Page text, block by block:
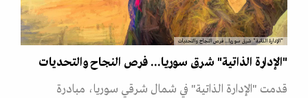
"الإدارة الذاتية" شرق سوريا... فرص النجاح والتحديات
"الإدارة الذاتية" شرق سوريا... فرص النجاح والتحديات
قدمت "الإدارة الذاتية" في شمال شرقي سوريا، مبادرة